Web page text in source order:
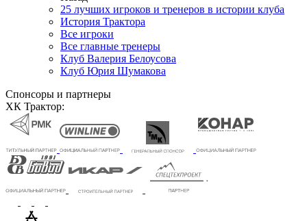
25 лучших игроков и тренеров в истории клуба
История Трактора
Все игроки
Все главные тренеры
Клуб Валерия Белоусова
Клуб Юрия Шумакова
Спонсоры и партнеры
ХК Трактор: